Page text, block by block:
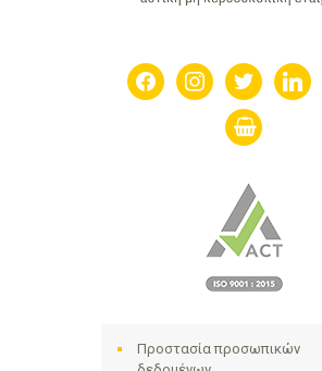
facebookinstagramtwitter linkedin
shopping-
basket
Προστασία προσωπικών